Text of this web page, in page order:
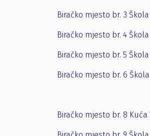
Biračko mjesto br. 3
Biračko mjesto br. 4
Biračko mjesto br. 5
Biračko mjesto br. 6
Biračko mjesto br. 8 Kuća